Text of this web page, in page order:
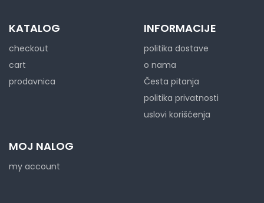
KATALOG
checkout
cart
prodavnica
INFORMACIJE
politika dostave
o nama
Česta pitanja
politika privatnosti
uslovi korišćenja
MOJ NALOG
my account